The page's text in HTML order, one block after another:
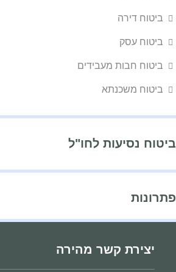
ביטוח דירה
ביטוח עסק
ביטוח חבות מעבידים
ביטוח משכנתא
ביטוח נסיעות לחו"ל
פתרונות
יצירת קשר מהירה